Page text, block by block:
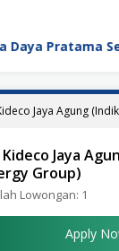
Pratama
Jaya Agung
Kideco Jaya
Group)
Lowongan: 1
Apply